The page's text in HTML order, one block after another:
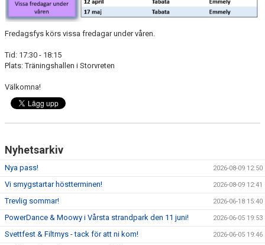
PRISER
Fredagsfys körs vissa fredagar under våren.
Tid: 17:30 - 18:15
Plats: Träningshallen i Storvreten
Välkomna!
Nyhetsarkiv
Nya pass! 2026-08-09 12:50
Vi smygstartar höstterminen! 2026-08-09 12:41
Trevlig sommar! 2026-06-18 15:40
PowerDance & Moowy i Vårsta strandpark den 11 juni! 2026-06-05 19:53
Svettfest & Filtmys - tack för att ni kom! 2026-06-05 19:46